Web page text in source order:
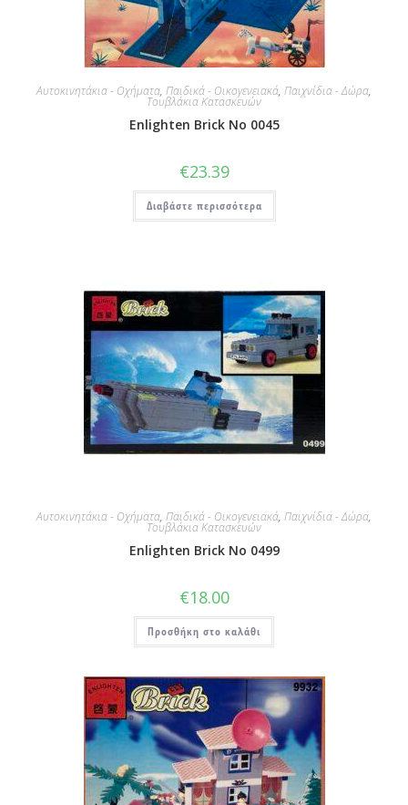
Αυτοκινητάκια - Οχήματα, Παιδικά - Οικογενειακά, Παιχνίδια - Δώρα,
Τουβλάκια Κατασκευών
Enlighten Brick No 0045
€23.39
Διαβάστε περισσότερα
Αυτοκινητάκια - Οχήματα, Παιδικά - Οικογενειακά, Παιχνίδια - Δώρα,
Τουβλάκια Κατασκευών
Enlighten Brick No 0499
€18.00
Προσθήκη στο καλάθι